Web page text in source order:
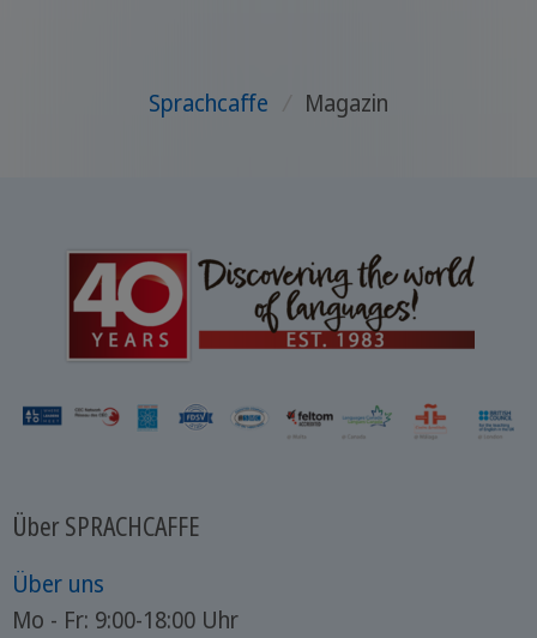
Sprachcaffe Magazin
Über SPRACHCAFFE
Über uns
Mo - Fr: 9:00-18:00 Uhr